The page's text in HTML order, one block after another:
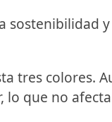
sostenibilidad
tres colores.
que no